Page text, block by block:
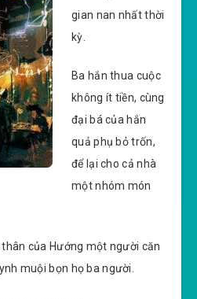
gian nan nhất thời
kỳ.
Ba hắn thua cuộc
không ít tiền, cùng
đại bá của hắn
quả phụ bỏ trốn,
để lại cho cả nhà
một nhóm món
của Hướng một người căn
muội bọn họ ba người.